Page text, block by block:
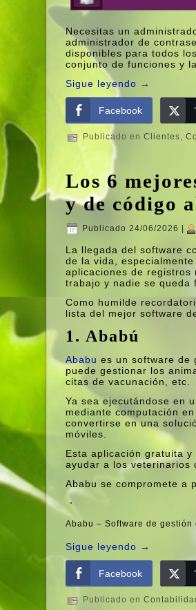
Necesitas un
administrador de
disponibles para todos
conjunto de funciones y
Sigue leyendo →
Facebook
Publicado en Clientes,
Los 6
y de código
Publicado 24/06/2026
La llegada del software
de la vida,
aplicaciones de registros
trabajo y nadie se queda
Como humilde
lista del mejor software
1. Ababú
Ababu es un software de
puede gestionar los
citas de vacunación, etc.
Ya sea ejecutándose en
mediante computación
convertirse en una
móviles.
Esta aplicación gratuita
ayudar a los veterinarios
Ababu se compromete a
Ababu – Software de
Sigue leyendo →
Facebook
Publicado en